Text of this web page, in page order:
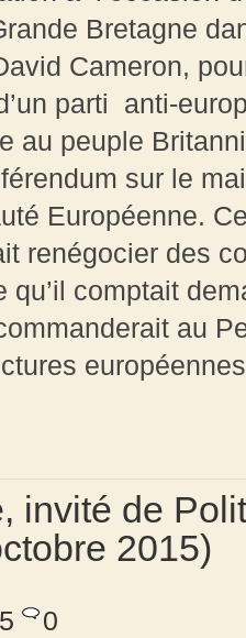
Bretagne
Cameron,
parti anti-
au peuple
sur le
Européenne.
renégocier des
qu’il comptait
au
invité de
2015)
0